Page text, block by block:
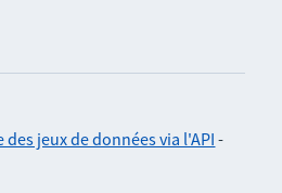
des jeux de données via l'API -